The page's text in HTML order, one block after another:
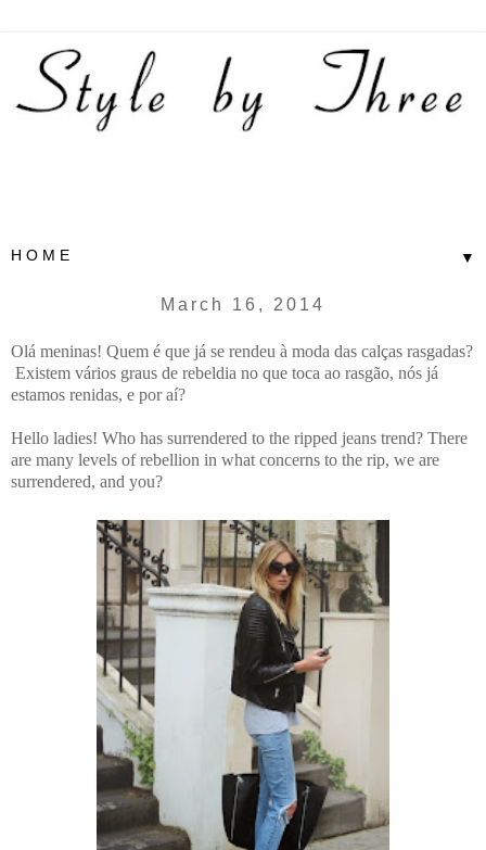
▼
March 16, 2014
Olá meninas! Quem é que já se rendeu à moda das calças rasgadas?
Existem vários graus de rebeldia no que toca ao rasgão, nós já
estamos renidas, e por aí?
Hello ladies! Who has surrendered to the ripped jeans trend? There
are many levels of rebellion in what concerns to the rip, we are
surrendered, and you?